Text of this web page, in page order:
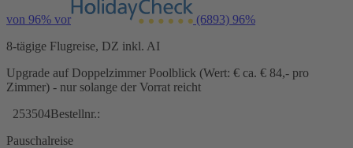
von 96% vor (6893) 96%
8-tägige Flugreise, DZ inkl. AI
Upgrade auf Doppelzimmer Poolblick (Wert: € ca. € 84,- pro
Zimmer) - nur solange der Vorrat reicht
253504Bestellnr.:
Pauschalreise